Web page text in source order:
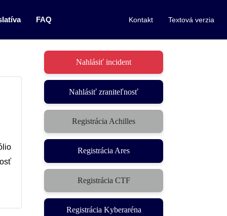
FAQ Kontakt Textová verzia
Nahlásiť incident
Nahlásiť zraniteľnosť
Registrácia Achilles
Registrácia Ares
Registrácia CTF
Registrácia Kyberaréna